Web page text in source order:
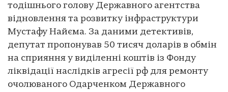
тодішнього голову Державного агентства
відновлення та розвитку інфраструктури
Мустафу Найєма. За даними детективів,
депутат пропонував 50 тисяч доларів в обмін
на сприяння у виділенні коштів із Фонду
ліквідації наслідків агресії рф для ремонту
очолюваного Одарченком Державного